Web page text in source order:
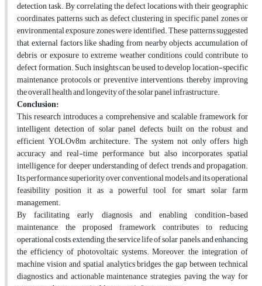
detection task. By correlating the defect locations with their geographic
coordinates, patterns such as defect clustering in specific panel zones or
environmental exposure zones were identified. These patterns suggested
that external factors like shading from nearby objects, accumulation of
debris, or exposure to extreme weather conditions could contribute to
defect formation. Such insights can be used to develop location-specific
maintenance protocols or preventive interventions, thereby improving
the overall health and longevity of the solar panel infrastructure.
Conclusion:
This research introduces a comprehensive and scalable framework for
intelligent detection of solar panel defects, built on the robust and
efficient YOLOv8m architecture. The system not only offers high
accuracy and real-time performance but also incorporates spatial
intelligence for deeper understanding of defect trends and propagation.
Its performance superiority over conventional models and its operational
feasibility position it as a powerful tool for smart solar farm
management.
By facilitating early diagnosis and enabling condition-based
maintenance, the proposed framework contributes to reducing
operational costs, extending the service life of solar panels, and enhancing
the efficiency of photovoltaic systems. Moreover, the integration of
machine vision and spatial analytics bridges the gap between technical
diagnostics and actionable maintenance strategies, paving the way for